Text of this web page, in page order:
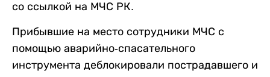
со ссылкой на МЧС РК.
Прибывшие на место сотрудники МЧС с
помощью аварийно-спасательного
инструмента деблокировали пострадавшего и